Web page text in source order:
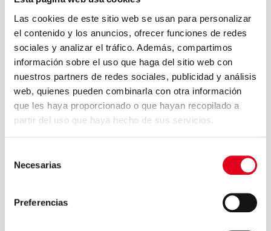
Las cookies de este sitio web se usan para personalizar
el contenido y los anuncios, ofrecer funciones de redes
sociales y analizar el tráfico. Además, compartimos
información sobre el uso que haga del sitio web con
nuestros partners de redes sociales, publicidad y análisis
web, quienes pueden combinarla con otra información
que les haya proporcionado o que hayan recopilado a
partir del uso que haya hecho de sus servicios.
Necesarias
Preferencias
junio 2023
mayo 2023
marzo 2023
febrero 2023
septiembre 2022